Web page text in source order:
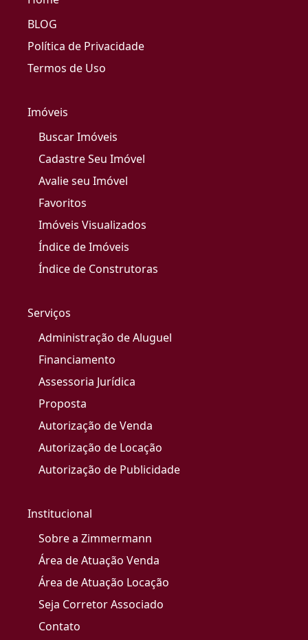
BLOG
Política de Privacidade
Termos de Uso
Imóveis
Buscar Imóveis
Cadastre Seu Imóvel
Avalie seu Imóvel
Favoritos
Imóveis Visualizados
Índice de Imóveis
Índice de Construtoras
Serviços
Administração de Aluguel
Financiamento
Assessoria Jurídica
Proposta
Autorização de Venda
Autorização de Locação
Autorização de Publicidade
Institucional
Sobre a Zimmermann
Área de Atuação Venda
Área de Atuação Locação
Seja Corretor Associado
Contato